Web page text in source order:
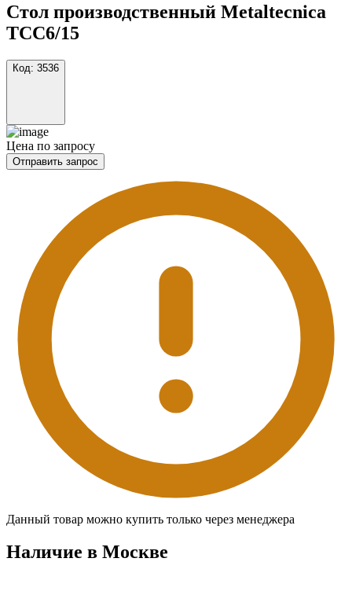
Стол производственный Metaltecnica
TCC6/15
Код: 3536
Цена по запросу
Отправить запрос
Данный товар можно купить только через менеджера
Наличие в Москвe